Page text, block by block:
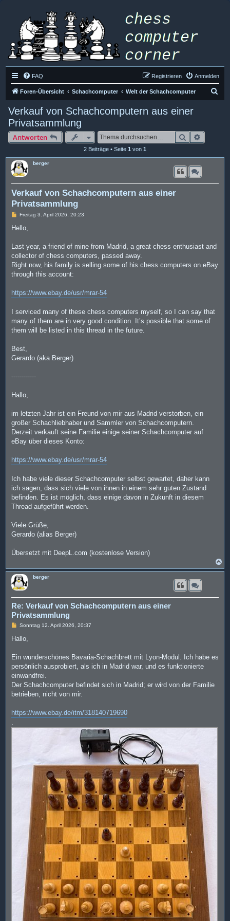
FAQ Anmelden
Registrieren
Foren-Übersicht Schachcomputer Welt der Schachcomputer
Verkauf von Schachcomputern aus einer
Privatsammlung
Antworten Suche
2 Beiträge • Seite 1 von 1
berger
Verkauf von Schachcomputern aus einer
Privatsammlung
B
i
a
Freitag 3. April 2026, 20:23
Hello,
Last year, a friend of mine from Madrid, a great chess enthusiast and
collector of chess computers, passed away.
Right now, his family is selling some of his chess computers on eBay
through this account:
https://www.ebay.de/usr/mrar-54
I serviced many of these chess computers myself, so I can say that
many of them are in very good condition. It’s possible that some of
them will be listed in this thread in the future.
Best,
Gerardo (aka Berger)
------------
Hallo,
im letzten Jahr ist ein Freund von mir aus Madrid verstorben, ein
großer Schachliebhaber und Sammler von Schachcomputern.
Derzeit verkauft seine Familie einige seiner Schachcomputer auf
eBay über dieses Konto:
https://www.ebay.de/usr/mrar-54
Ich habe viele dieser Schachcomputer selbst gewartet, daher kann
ich sagen, dass sich viele von ihnen in einem sehr guten Zustand
befinden. Es ist möglich, dass einige davon in Zukunft in diesem
Thread aufgeführt werden.
Viele Grüße,
Gerardo (alias Berger)
Übersetzt mit DeepL.com (kostenlose Version)
a
berger
Re: Verkauf von Schachcomputern aus einer
Privatsammlung
B
i
a
Sonntag 12. April 2026, 20:37
Hallo,
Ein wunderschönes Bavaria-Schachbrett mit Lyon-Modul. Ich habe es
persönlich ausprobiert, als ich in Madrid war, und es funktionierte
einwandfrei.
Der Schachcomputer befindet sich in Madrid; er wird von der Familie
betrieben, nicht von mir.
https://www.ebay.de/itm/318140719690